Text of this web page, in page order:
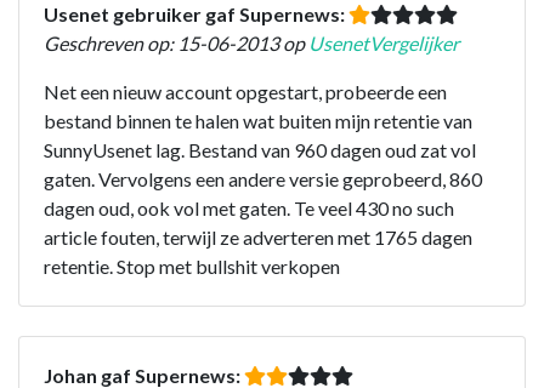
Usenet gebruiker gaf Supernews:
Geschreven op: 15-06-2013 op UsenetVergelijker
Net een nieuw account opgestart, probeerde een
bestand binnen te halen wat buiten mijn retentie van
SunnyUsenet lag. Bestand van 960 dagen oud zat vol
gaten. Vervolgens een andere versie geprobeerd, 860
dagen oud, ook vol met gaten. Te veel 430 no such
article fouten, terwijl ze adverteren met 1765 dagen
retentie. Stop met bullshit verkopen
Johan gaf Supernews: